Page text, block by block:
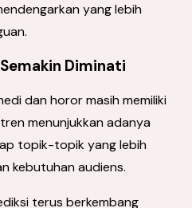
yang lebih
Diminati
dan horor masih memiliki
menunjukkan adanya
topik-topik yang lebih
kebutuhan audiens.
terus berkembang